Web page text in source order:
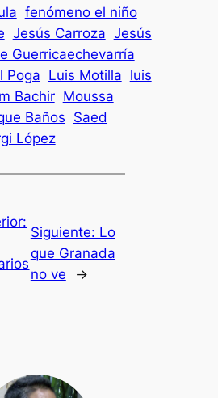
fenómeno el niño
Jesús Carroza Jesús
Guerricaechevarría
Poga
Luis Motilla luis
Bachir Moussa
Baños
Saed
López
Siguiente: Lo
que Granada
no ve
→